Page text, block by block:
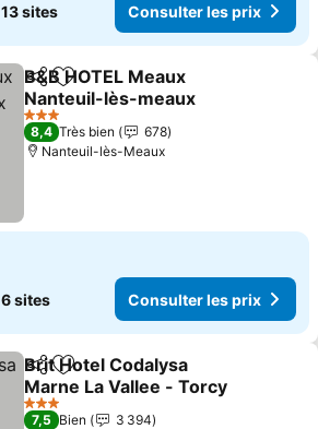
13 sites Consulter les prix
PartagerAjouter à mes favoris
B&B HOTEL Meaux
Nanteuil-lès-meaux
3 Étoiles
8,4 Très bien
678
Nanteuil-lès-Meaux
6 sites Consulter les prix
PartagerAjouter à mes favoris
Brit Hotel Codalysa
Marne La Vallee - Torcy
3 Étoiles
7,5 Bien
3 394